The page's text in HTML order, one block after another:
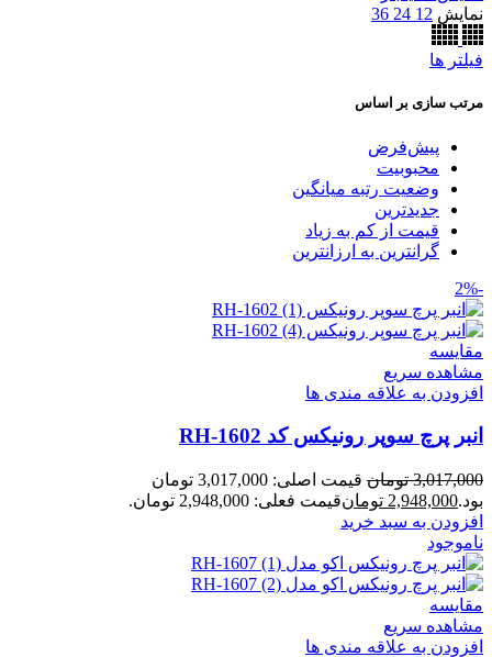
نمایش 12
24
36
فیلتر ها
مرتب سازی بر اساس
پیش‌فرض
محبوبیت
وضعیت رتبه میانگین
جدیدترین
قیمت از کم به زیاد
گرانترین به ارزانترین
-2%
مقایسه
مشاهده سریع
افزودن به علاقه مندی ها
انبر پرچ سوپر رونیکس کد RH-1602
3,017,000 تومان
قیمت اصلی: 3,017,000 تومان
بود.2,948,000 تومانقیمت فعلی: 2,948,000 تومان.
افزودن به سبد خرید
ناموجود
مقایسه
مشاهده سریع
افزودن به علاقه مندی ها